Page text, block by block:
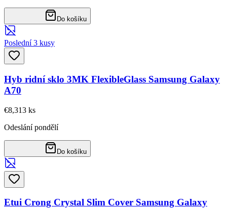
Do košíku
Poslední 3 kusy
Hyb ridní sklo 3MK FlexibleGlass Samsung Galaxy
A70
€8,313 ks
Odeslání pondělí
Do košíku
Etui Crong Crystal Slim Cover Samsung Galaxy